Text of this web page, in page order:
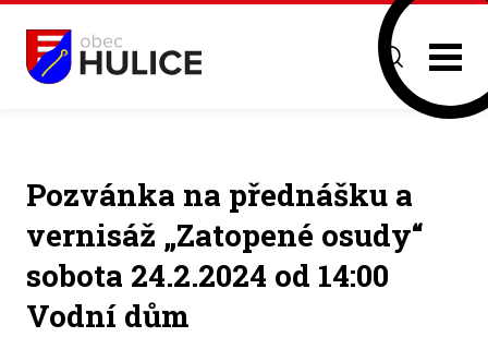
Pozvánka na přednášku a
vernisáž „Zatopené osudy“
sobota 24.2.2024 od 14:00
Vodní dům